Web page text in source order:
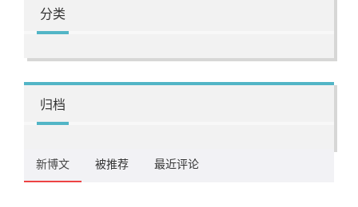
分类
归档
新博文 被推荐 最近评论